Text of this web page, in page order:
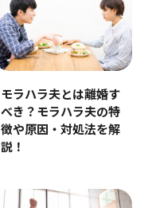
モラハラ夫とは離婚す
べき？モラハラ夫の特
徴や原因・対処法を解
説！